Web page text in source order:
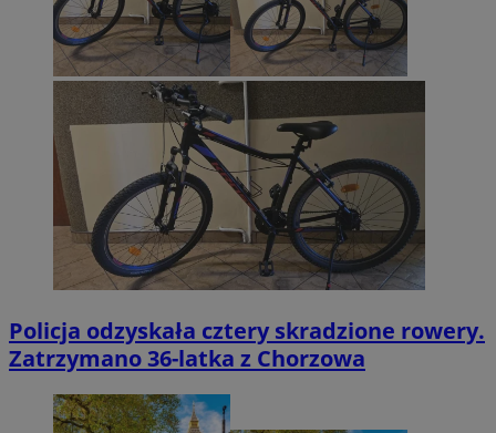
Policja odzyskała cztery skradzione rowery.
Zatrzymano 36-latka z Chorzowa